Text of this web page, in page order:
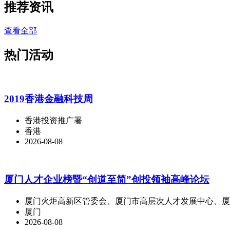
推荐资讯
查看全部
热门活动
2019香港金融科技周
香港投资推广署
香港
2026-08-08
厦门人才企业榜暨“创道至简”创投领袖高峰论坛
厦门火炬高新区管委会、厦门市高层次人才发展中心、
厦门
2026-08-08